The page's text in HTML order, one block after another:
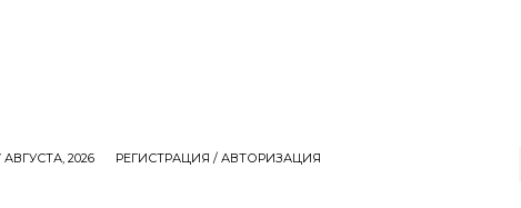
2026 РЕГИСТРАЦИЯ / АВТОРИЗАЦИЯ